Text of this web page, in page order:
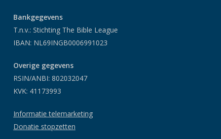
Bankgegevens
T.n.v.: Stichting The Bible League
IBAN: NL69INGB0006991023
Overige gegevens
RSIN/ANBI: 802032047
KVK: 41173993
Informatie telemarketing
Donatie stopzetten